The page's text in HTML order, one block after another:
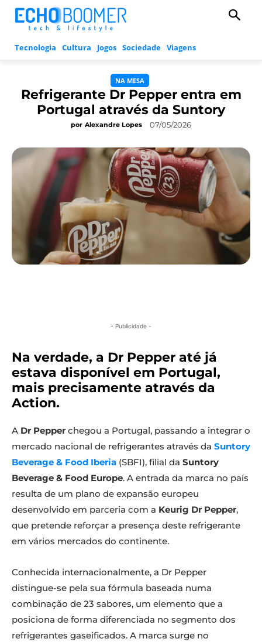
Tecnologia Cultura Jogos Sociedade Viagens
NA MESA
Refrigerante Dr Pepper entra em
Portugal através da Suntory
por Alexandre Lopes 07/05/2026
- Publicidade -
Na verdade, a Dr Pepper até já
estava disponível em Portugal,
mais precisamente através da
Action.
A Dr Pepper chegou a Portugal, passando a integrar o
mercado nacional de refrigerantes através da Suntory
Beverage & Food Iberia (SBFI), filial da Suntory
Beverage & Food Europe. A entrada da marca no país
resulta de um plano de expansão europeu
desenvolvido em parceria com a Keurig Dr Pepper,
que pretende reforçar a presença deste refrigerante
em vários mercados do continente.
Conhecida internacionalmente, a Dr Pepper
distingue-se pela sua fórmula baseada numa
combinação de 23 sabores, um elemento que a
posiciona de forma diferenciada no segmento dos
refrigerantes gaseificados. A marca surge no